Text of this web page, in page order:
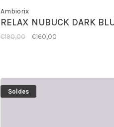
Ambiorix
RELAX NUBUCK DARK
€190,00 €160,00
Soldes